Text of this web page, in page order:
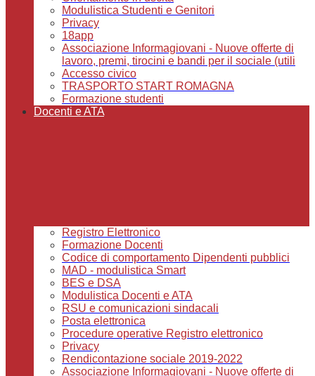
Modulistica Studenti e Genitori
Privacy
18app
Associazione Informagiovani - Nuove offerte di
lavoro, premi, tirocini e bandi per il sociale (utili
Accesso civico
TRASPORTO START ROMAGNA
Formazione studenti
Docenti e ATA
Registro Elettronico
Formazione Docenti
Codice di comportamento Dipendenti pubblici
MAD - modulistica Smart
BES e DSA
Modulistica Docenti e ATA
RSU e comunicazioni sindacali
Posta elettronica
Procedure operative Registro elettronico
Privacy
Rendicontazione sociale 2019-2022
Associazione Informagiovani - Nuove offerte di